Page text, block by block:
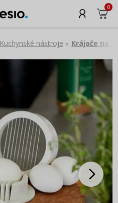
0
Kuchynské nástroje » Krájače na